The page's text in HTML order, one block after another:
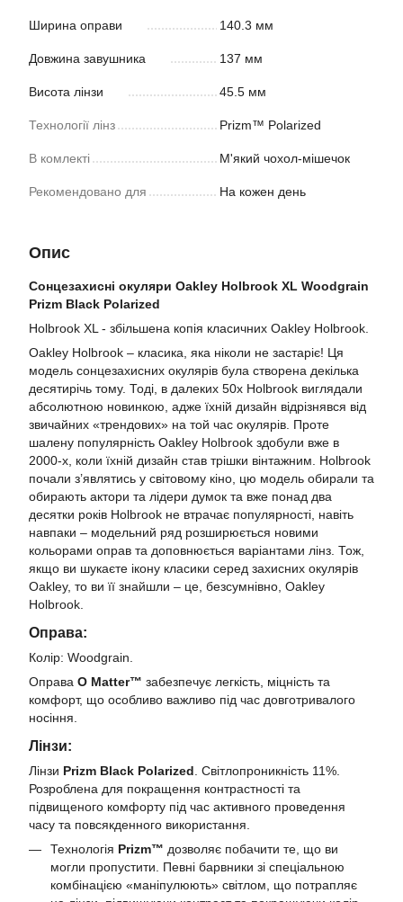
Ширина оправи 140.3 мм
Довжина завушника 137 мм
Висота лінзи 45.5 мм
Технології лінз Prizm™ Polarized
В комлекті М'який чохол-мішечок
Рекомендовано для На кожен день
Опис
Cонцезахисні окуляри Oakley Holbrook XL Woodgrain
Prizm Black Polarized
Holbrook XL - збільшена копія класичних Oakley Holbrook.
Oakley Holbrook – класика, яка ніколи не застаріє! Ця
модель сонцезахисних окулярів була створена декілька
десятирічь тому. Тоді, в далеких 50х Holbrook виглядали
абсолютною новинкою, адже їхній дизайн відрізнявся від
звичайних «трендових» на той час окулярів. Проте
шалену популярність Oakley Holbrook здобули вже в
2000-х, коли їхній дизайн став трішки вінтажним. Holbrook
почали з’являтись у світовому кіно, цю модель обирали та
обирають актори та лідери думок та вже понад два
десятки років Holbrook не втрачає популярності, навіть
навпаки – модельний ряд розширюється новими
кольорами оправ та доповнюється варіантами лінз. Тож,
якщо ви шукаєте ікону класики серед захисних окулярів
Oakley, то ви її знайшли – це, безсумнівно, Oakley
Holbrook.
Оправа:
Колір: Woodgrain.
Оправа O Matter™ забезпечує легкість, міцність та
комфорт, що особливо важливо під час довготривалого
носіння.
Лінзи:
Лінзи Prizm Black Polarized . Світлопроникність 11%.
Розроблена для покращення контрастності та
підвищеного комфорту під час активного проведення
часу та повсякденного використання.
Технологія Prizm™ дозволяє побачити те, що ви
могли пропустити. Певні барвники зі спеціальною
комбінацією «маніпулюють» світлом, що потрапляє